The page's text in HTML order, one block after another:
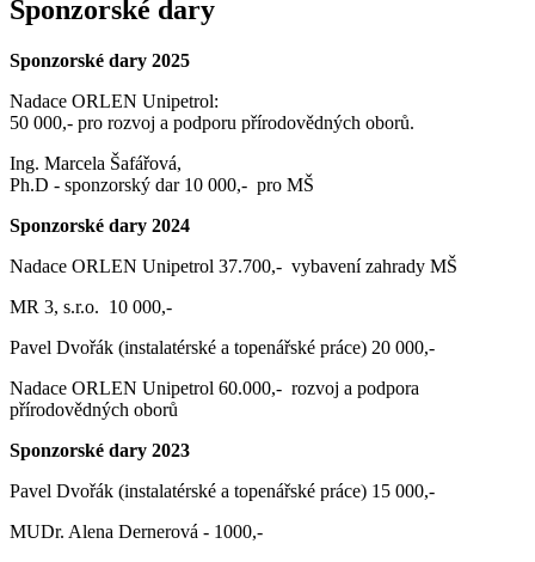
Sponzorské dary
Sponzorské dary 2025
Nadace ORLEN Unipetrol:
50 000,- pro rozvoj a podporu přírodovědných oborů.
Ing. Marcela Šafářová,
Ph.D - sponzorský dar 10 000,- pro MŠ
Sponzorské dary 2024
Nadace ORLEN Unipetrol 37.700,- vybavení zahrady MŠ
MR 3, s.r.o. 10 000,-
Pavel Dvořák (instalatérské a topenářské práce) 20 000,-
Nadace ORLEN Unipetrol 60.000,- rozvoj a podpora
přírodovědných oborů
Sponzorské dary 2023
Pavel Dvořák (instalatérské a topenářské práce) 15 000,-
MUDr. Alena Dernerová - 1000,-